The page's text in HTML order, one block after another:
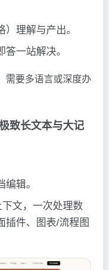
理解与产出。
一站解决。
需要多语言或深度办
长文本与大记
辑。
文，一次处理数
插件、图表/流程图